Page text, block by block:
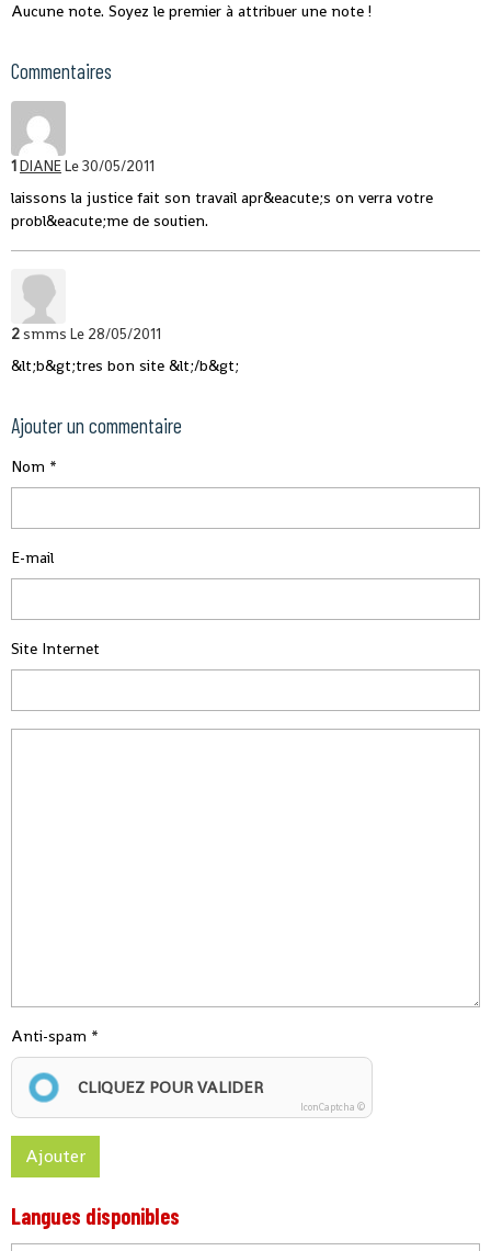
Aucune note. Soyez le premier à attribuer une note !
Commentaires
1DIANELe 30/05/2011
laissons la justice fait son travail apr&eacute;s on verra votre
probl&eacute;me de soutien.
2smms Le 28/05/2011
&lt;b&gt;tres bon site &lt;/b&gt;
Ajouter un commentaire
Nom
E-mail
Site Internet
Anti-spam
CLIQUEZ POUR VALIDER
IconCaptcha ©
Ajouter
Langues disponibles